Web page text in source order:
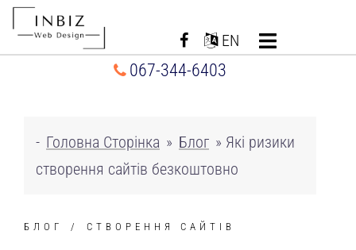
Перейти
EN
067-344-6403
- Головна Сторінка » Блог » Які ризики
створення сайтів безкоштовно
БЛОГ СТВОРЕННЯ САЙТІВ